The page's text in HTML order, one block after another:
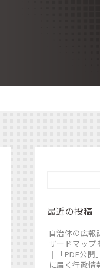
最近の投稿
自治体の広報
ザードマップ
｜「PDF公
に届く行政情